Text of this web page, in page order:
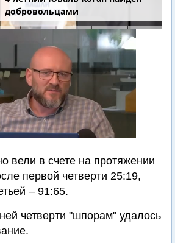
добровольцами
вели в счете на протяжении
первой четверти 25:19,
– 91:65.
четверти "шпорам" удалось